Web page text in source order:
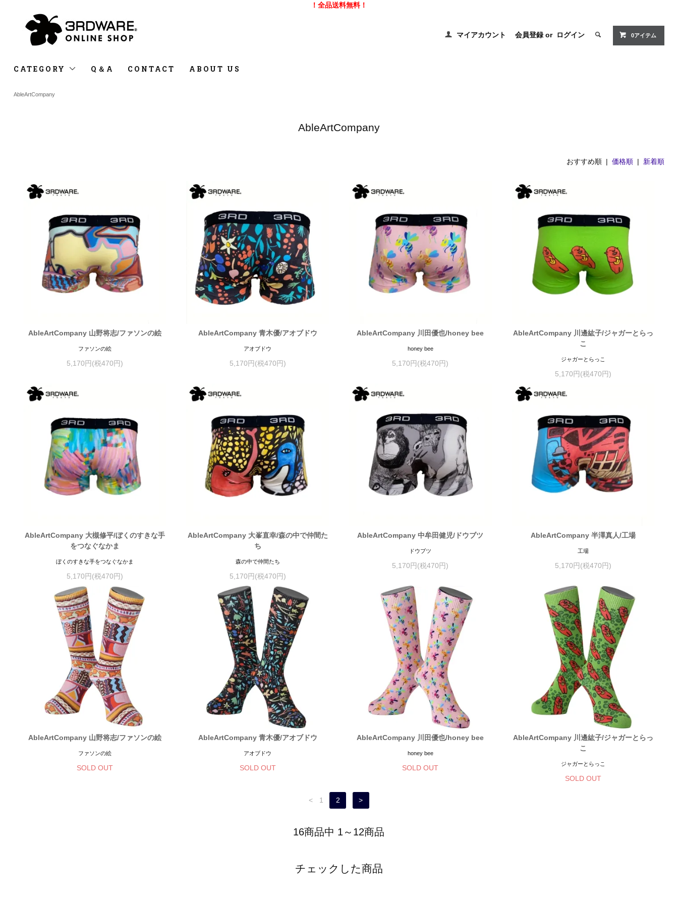
！全品送料無料！
マイアカウント 会員登録 or ログイン 0アイテム
CATEGORY Q＆A CONTACT ABOUT US
AbleArtCompany
AbleArtCompany
おすすめ順 |価格順 | 新着順
AbleArtCompany 山野将志/ファソンの絵
ファソンの絵
5,170円(税470円)
AbleArtCompany 青木優/アオブドウ
アオブドウ
5,170円(税470円)
AbleArtCompany 川田優也/honey bee
honey bee
5,170円(税470円)
AbleArtCompany 川邊紘子/ジャガーとらっ
こ
ジャガーとらっこ
5,170円(税470円)
AbleArtCompany 大槻修平/ぼくのすきな手
をつなぐなかま
ぼくのすきな手をつなぐなかま
5,170円(税470円)
AbleArtCompany 大峯直幸/森の中で仲間た
ち
森の中で仲間たち
5,170円(税470円)
AbleArtCompany 中牟田健児/ドウブツ
ドウブツ
5,170円(税470円)
AbleArtCompany 半澤真人/工場
工場
5,170円(税470円)
AbleArtCompany 山野将志/ファソンの絵
ファソンの絵
SOLD OUT
AbleArtCompany 青木優/アオブドウ
アオブドウ
SOLD OUT
AbleArtCompany 川田優也/honey bee
honey bee
SOLD OUT
AbleArtCompany 川邊紘子/ジャガーとらっ
こ
ジャガーとらっこ
SOLD OUT
< 1 2 >
16商品中 1～12商品
チェックした商品